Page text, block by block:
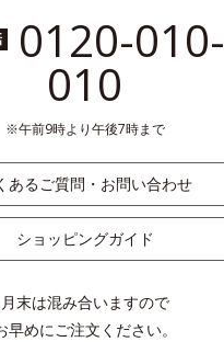
0120-010-
010
午前9時より午後7時まで
あるご質問・お問い合わせ
ショッピングガイド
月末は混み合いますので
早めにご注文ください。